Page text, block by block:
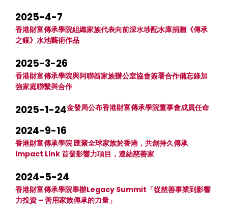
2025-4-7
香港財富傳承學院組織家族代表向前深水埗配水庫捐贈《傳承
之鏡》水池藝術作品
2025-3-26
香港財富傳承學院與阿聯酋家族辦公室協會簽署合作備忘錄加
強家庭聯繫與合作
2025-1-24金發局公布香港財富傳承學院董事會成員任命
2024-9-16
香港財富傳承學院 匯聚全球家族於香港，共創持久傳承
Impact Link 首發影響力項目，連結慈善家
2024-5-24
香港財富傳承學院舉辦Legacy Summit「從慈善事業到影響
力投資 – 善用家族傳承的力量」